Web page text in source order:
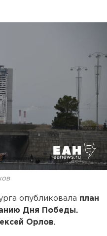
опубликовала план
Дня Победы.
Орлов.